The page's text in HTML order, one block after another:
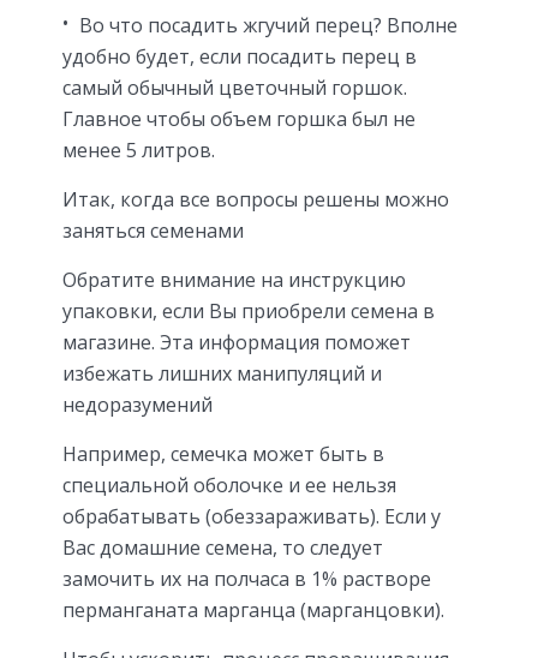
Во что посадить жгучий перец? Вполне
удобно будет, если посадить перец в
самый обычный цветочный горшок.
Главное чтобы объем горшка был не
менее 5 литров.
Итак, когда все вопросы решены можно
заняться семенами
Обратите внимание на инструкцию
упаковки, если Вы приобрели семена в
магазине. Эта информация поможет
избежать лишних манипуляций и
недоразумений
Например, семечка может быть в
специальной оболочке и ее нельзя
обрабатывать (обеззараживать). Если у
Вас домашние семена, то следует
замочить их на полчаса в 1% растворе
перманганата марганца (марганцовки).